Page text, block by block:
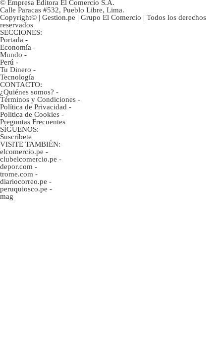
© Empresa Editora El Comercio S.A.
Calle Paracas #532, Pueblo Libre, Lima.
Copyright© | Gestion.pe | Grupo El Comercio | Todos los derechos
reservados
SECCIONES:
Portada -
Economía -
Mundo -
Perú -
Tu Dinero -
Tecnología
CONTACTO:
¿Quiénes somos? -
Términos y Condiciones -
Política de Privacidad -
Politica de Cookies -
Preguntas Frecuentes
SÍGUENOS:
Suscríbete
VISITE TAMBIÉN:
elcomercio.pe -
clubelcomercio.pe -
depor.com -
trome.com -
diariocorreo.pe -
peruquiosco.pe -
mag